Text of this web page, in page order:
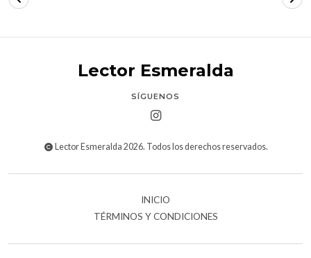
Lector Esmeralda
SÍGUENOS
Lector Esmeralda 2026. Todos los derechos reservados.
INICIO
TÉRMINOS Y CONDICIONES